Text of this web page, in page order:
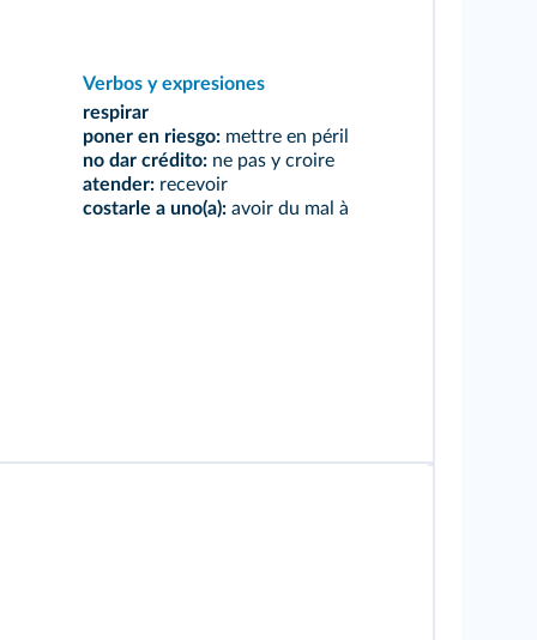
Verbos y expresiones
respirar
poner en riesgo:mettre en péril
no dar crédito:ne pas y croire
atender:recevoir
costarle a uno(a):avoir du mal à